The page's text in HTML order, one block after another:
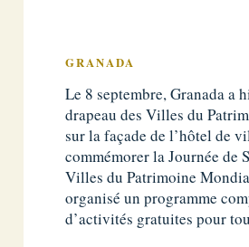
GRANADA
Le 8 septembre, Granada a
drapeau des Villes du
sur la façade de l’hôtel de
commémorer la Journée de
Villes du Patrimoine
organisé un programme
d’activités gratuites pour